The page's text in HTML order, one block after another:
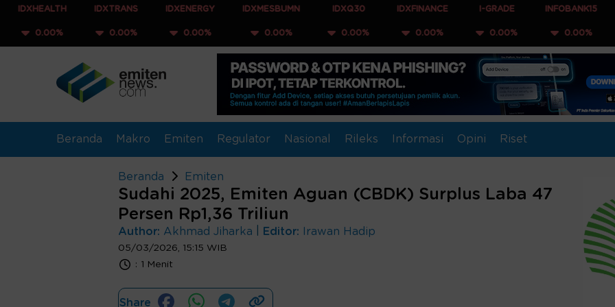
IDXTRANS
0.00%
IDXENERGY
0.00%
IDXMESBUMN
0.00%
IDXQ30
0.00%
IDXFINANCE
0.00%
I-GRADE
0.00%
INFOBANK15
0.00%
Beranda Makro Emiten Regulator Nasional Rileks Informasi Opini Riset
Beranda Emiten
Sudahi 2025, Emiten Aguan (CBDK) Surplus Laba 47
Persen Rp1,36 Triliun
Author: Akhmad Jiharka Editor: Irawan Hadip
05/03/2026, 15:15 WIB
: 1 Menit
Share